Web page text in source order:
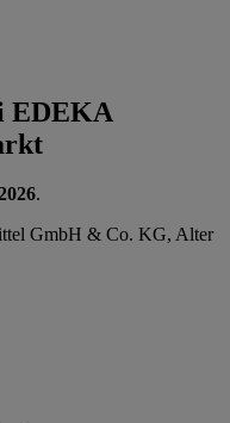
EDEKA
.
GmbH & Co. KG, Alter